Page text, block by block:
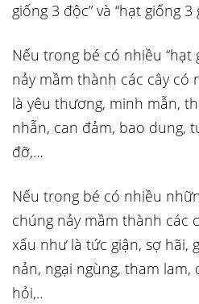
giống 3 độc” và “hạt giống 3
Nếu trong bé có nhiều “hạt
nảy mầm thành các cây
là yêu thương, minh mẫn,
nhẫn, can đảm, bao dung,
đỡ,…
Nếu trong bé có nhiều
chúng nảy mầm thành các
xấu như là tức giận, sợ hãi,
nản, ngại ngùng, tham
hỏi,..